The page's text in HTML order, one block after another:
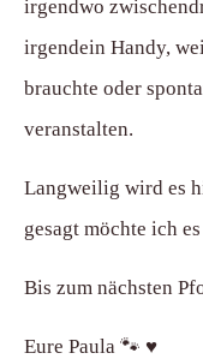
irgendwo
irgendein Handy,
brauchte oder
veranstalten.
Langweilig wird es
gesagt möchte ich
Bis zum nächsten
Eure Paula 🐾 ♥️